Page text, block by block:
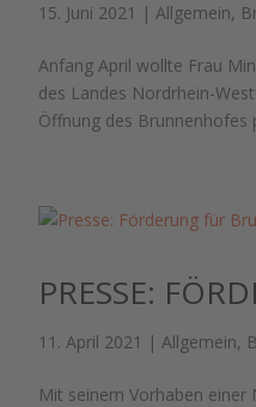
15. Juni 2021 |Allgemein,
Anfang April wollte Frau
des Landes Nordrhein-
Öffnung des Brunnenhofes
PRESSE:
11. April 2021 |Allgemein,
Mit seinem Vorhaben